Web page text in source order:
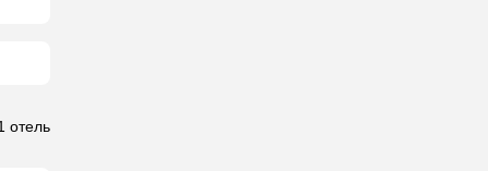
отель